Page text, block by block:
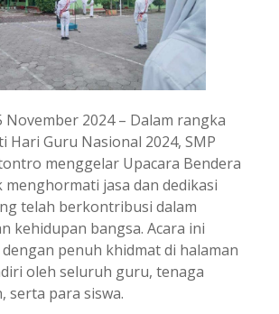
2024 – Dalam rangka
Hari Guru Nasional 2024, SMP
menggelar Upacara Bendera
jasa dan dedikasi
telah berkontribusi dalam
kehidupan bangsa. Acara ini
penuh khidmat di halaman
oleh seluruh guru, tenaga
serta para siswa.